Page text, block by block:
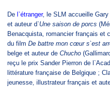
De l`étranger, le SLM accueille
et auteur d`Une saison de porcs
Benacquista, romancier français et
du film De battre mon cœur s`est
belge et auteur de Chucho
reçu le prix Sander Pierron de
littérature française de Belgique ;
jeunesse, illustrateur français et